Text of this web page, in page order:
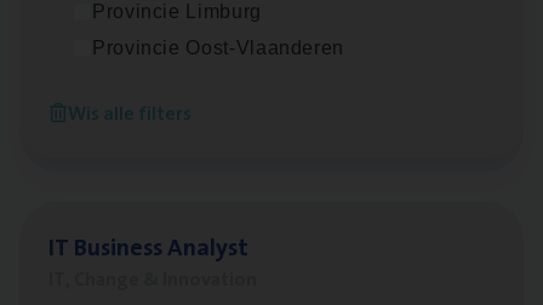
Provincie Limburg
Provincie Oost-Vlaanderen
Wis alle filters
Claims­hand­ler Fleet&Bike
Antwerpen
ITBusi­ness Analyst